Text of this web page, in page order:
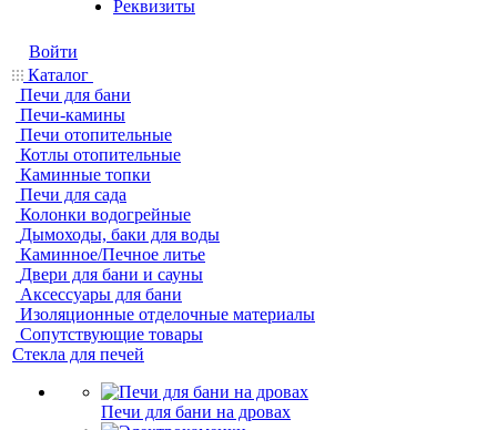
Реквизиты
Войти
Каталог
Печи для бани
Печи-камины
Печи отопительные
Котлы отопительные
Каминные топки
Печи для сада
Колонки водогрейные
Дымоходы, баки для воды
Каминное/Печное литье
Двери для бани и сауны
Аксессуары для бани
Изоляционные отделочные материалы
Сопутствующие товары
Стекла для печей
Печи для бани на дровах